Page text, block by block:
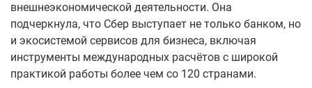
внешнеэкономической деятельности. Она
подчеркнула, что Сбер выступает не только банком, но
и экосистемой сервисов для бизнеса, включая
инструменты международных расчётов с широкой
практикой работы более чем со 120 странами.